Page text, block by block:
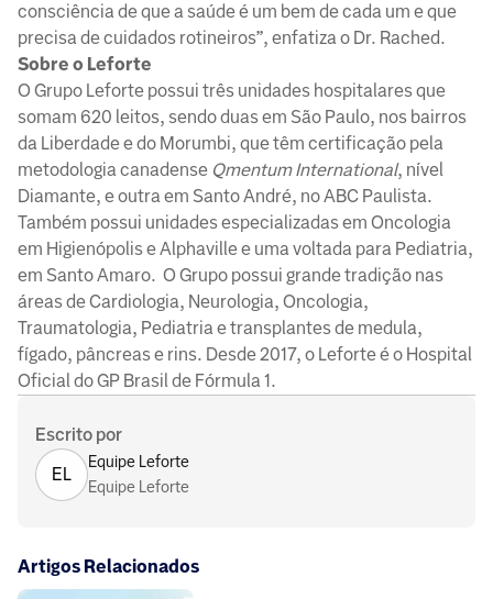
consciência de que a saúde é um bem de cada um e que
precisa de cuidados rotineiros”, enfatiza o Dr. Rached.
Sobre o Leforte
O Grupo Leforte possui três unidades hospitalares que
somam 620 leitos, sendo duas em São Paulo, nos bairros
da Liberdade e do Morumbi, que têm certificação pela
metodologia canadense Qmentum International, nível
Diamante, e outra em Santo André, no ABC Paulista.
Também possui unidades especializadas em Oncologia
em Higienópolis e Alphaville e uma voltada para Pediatria,
em Santo Amaro. O Grupo possui grande tradição nas
áreas de Cardiologia, Neurologia, Oncologia,
Traumatologia, Pediatria e transplantes de medula,
fígado, pâncreas e rins. Desde 2017, o Leforte é o Hospital
Oficial do GP Brasil de Fórmula 1.
Escrito por
EL
Equipe Leforte
Equipe Leforte
Artigos Relacionados